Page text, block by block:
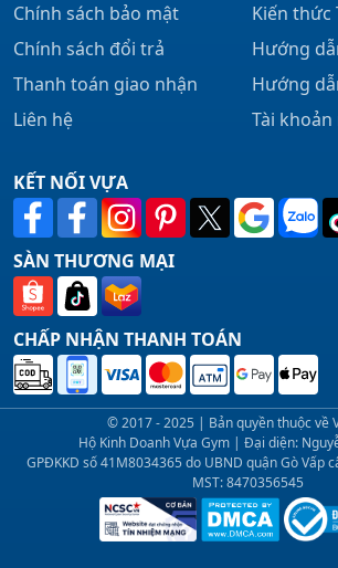
Chính sách bảo mật
Chính sách đổi trả
Thanh toán giao nhận
Liên hệ
Kiến thức
Hướng
Hướng
Tài
KẾT NỐI VỰA
SÀN THƯƠNG MẠI
CHẤP NHẬN THANH TOÁN
© 2017 - 2025 | Bản quyền thuộc về
Hộ Kinh Doanh Vựa Gym | Đại diện:
GPĐKKD số 41M8034365 do UBND quận Gò Vấp
MST: 8470356545